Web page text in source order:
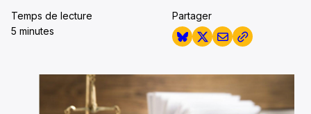
Temps de lecture
5 minutes
Partager